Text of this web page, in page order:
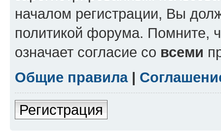
началом регистрации, Вы
политикой форума. Помните,
означает согласие со всеми
Общие правила|
Регистрация